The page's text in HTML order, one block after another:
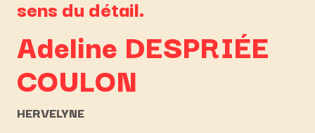
Adeline DESPRIÉE
COULON
HERVELYNE
sens du détail.